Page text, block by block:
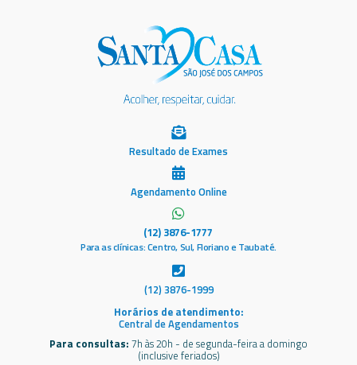
Resultado de Exames
Agendamento Online
(12) 3876-1777
Para as clínicas: Centro, Sul, Floriano e Taubaté.
(12) 3876-1999
Horários de atendimento:
Central de Agendamentos
Para consultas: 7h às 20h - de segunda-feira a domingo
(inclusive feriados)